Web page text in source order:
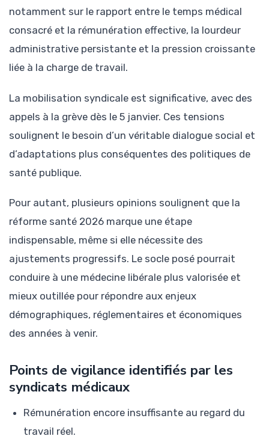
notamment sur le rapport entre le temps médical
consacré et la rémunération effective, la lourdeur
administrative persistante et la pression croissante
liée à la charge de travail.
La mobilisation syndicale est significative, avec des
appels à la grève dès le 5 janvier. Ces tensions
soulignent le besoin d’un véritable dialogue social et
d’adaptations plus conséquentes des politiques de
santé publique.
Pour autant, plusieurs opinions soulignent que la
réforme santé 2026 marque une étape
indispensable, même si elle nécessite des
ajustements progressifs. Le socle posé pourrait
conduire à une médecine libérale plus valorisée et
mieux outillée pour répondre aux enjeux
démographiques, réglementaires et économiques
des années à venir.
Points de vigilance identifiés par les
syndicats médicaux
Rémunération encore insuffisante au regard du
travail réel.